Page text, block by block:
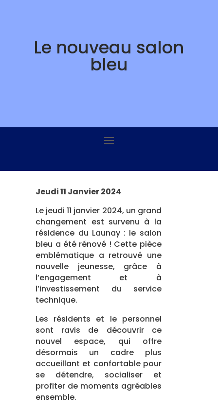
Le nouveau salon
bleu
Jeudi 11 Janvier 2024
Le jeudi 11 janvier 2024, un grand
changement est survenu à la
résidence du Launay : le salon
bleu a été rénové ! Cette pièce
emblématique a retrouvé une
nouvelle jeunesse, grâce à
l’engagement et à
l’investissement du service
technique.
Les résidents et le personnel
sont ravis de découvrir ce
nouvel espace, qui offre
désormais un cadre plus
accueillant et confortable pour
se détendre, socialiser et
profiter de moments agréables
ensemble.